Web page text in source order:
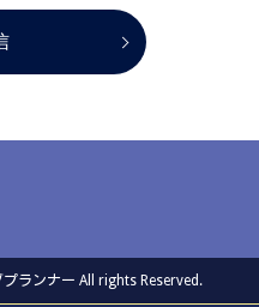
ランナー All rights Reserved.